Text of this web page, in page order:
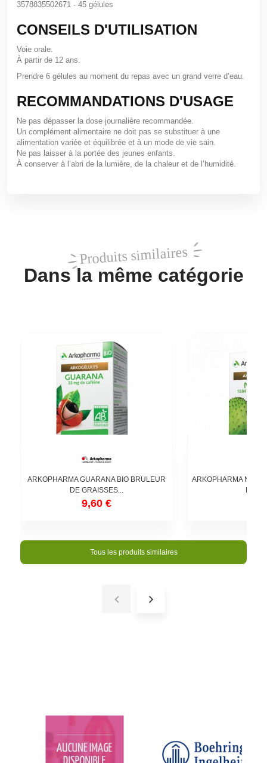
3578835502671 - 45 gélules
CONSEILS D'UTILISATION
Voie orale.
À partir de 12 ans
Prendre 6 gélules au moment du repas avec un grand verre d’eau.
RECOMMANDATIONS D'USAGE
Ne pas dépasser la dose journalière recommandée.
Un complément alimentaire ne doit pas se substituer à une
alimentation variée et équilibrée et à un mode de vie sain.
Ne pas laisser à la portée des jeunes enfants.
À conserver à l’abri de la lumière, de la chaleur et de l’humidité.
Produits similaires
Dans la même catégorie
ARKOPHARMA GUARANA BIO BRULEUR
DE GRAISSES...
9,60 €
ARKOPHARMA
Tous les produits similaires